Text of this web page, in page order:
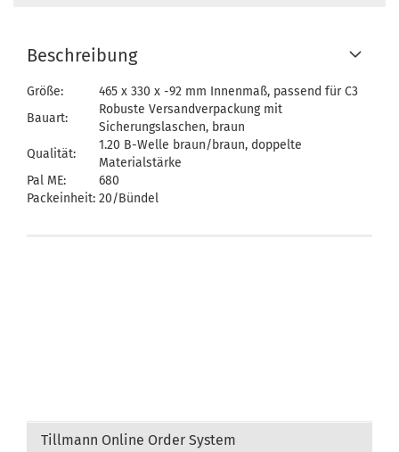
Beschreibung
Größe:
465 x 330 x -92 mm Innenmaß, passend für C3
Bauart:
Robuste Versandverpackung mit
Sicherungslaschen, braun
Qualität:
1.20 B-Welle braun/braun, doppelte
Materialstärke
Pal ME:
680
Packeinheit: 20/Bündel
Tillmann Online Order System